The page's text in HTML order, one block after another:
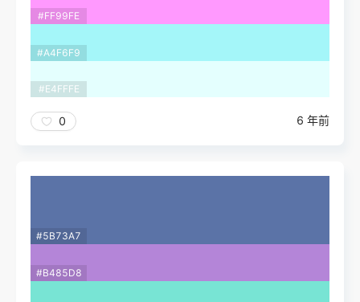
#FF99FE
#A4F6F9
#E4FFFE
0 6 年前
#5B73A7
#B485D8